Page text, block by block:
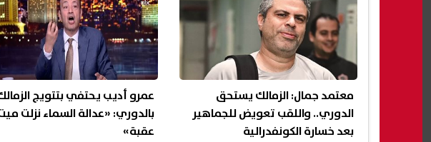
معتمد جمال: الزمالك يستحق
الدوري.. واللقب تعويض للجماهير
بعد خسارة الكونفدرالية
عمرو أديب يحتفي بتتويج
بالدوري: «عدالة السماء نزلت
عقبة»